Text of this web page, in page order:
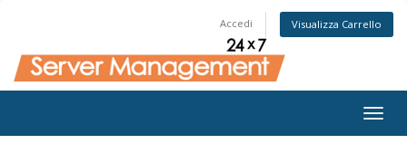
Accedi Visualizza Carrello